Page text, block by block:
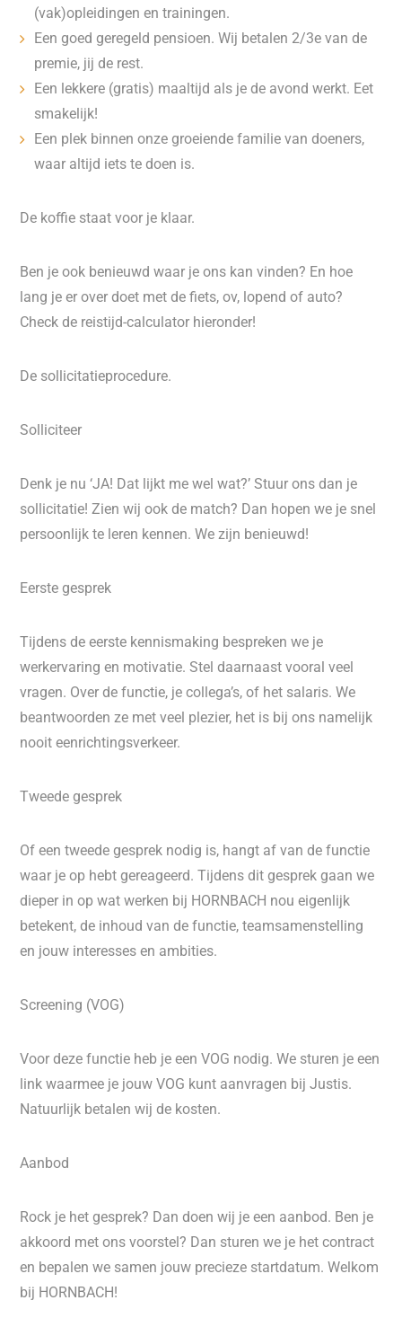
(vak)opleidingen en trainingen.
Een goed geregeld pensioen. Wij betalen 2/3e van de
premie, jij de rest.
Een lekkere (gratis) maaltijd als je de avond werkt. Eet
smakelijk!
Een plek binnen onze groeiende familie van doeners,
waar altijd iets te doen is.
De koffie staat voor je klaar.
Ben je ook benieuwd waar je ons kan vinden? En hoe
lang je er over doet met de fiets, ov, lopend of auto?
Check de reistijd-calculator hieronder!
De sollicitatieprocedure.
Solliciteer
Denk je nu ‘JA! Dat lijkt me wel wat?’ Stuur ons dan je
sollicitatie! Zien wij ook de match? Dan hopen we je snel
persoonlijk te leren kennen. We zijn benieuwd!
Eerste gesprek
Tijdens de eerste kennismaking bespreken we je
werkervaring en motivatie. Stel daarnaast vooral veel
vragen. Over de functie, je collega’s, of het salaris. We
beantwoorden ze met veel plezier, het is bij ons namelijk
nooit eenrichtingsverkeer.
Tweede gesprek
Of een tweede gesprek nodig is, hangt af van de functie
waar je op hebt gereageerd. Tijdens dit gesprek gaan we
dieper in op wat werken bij HORNBACH nou eigenlijk
betekent, de inhoud van de functie, teamsamenstelling
en jouw interesses en ambities.
Screening (VOG)
Voor deze functie heb je een VOG nodig. We sturen je een
link waarmee je jouw VOG kunt aanvragen bij Justis.
Natuurlijk betalen wij de kosten.
Aanbod
Rock je het gesprek? Dan doen wij je een aanbod. Ben je
akkoord met ons voorstel? Dan sturen we je het contract
en bepalen we samen jouw precieze startdatum. Welkom
bij HORNBACH!